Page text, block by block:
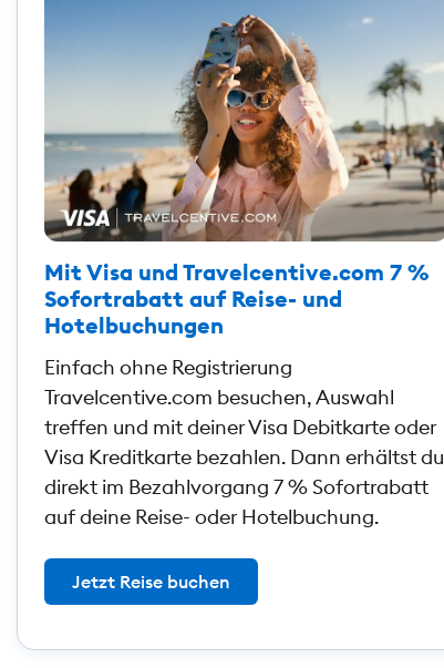
Mit Visa und Travelcentive.com 7 %
Sofortrabatt auf Reise- und
Hotelbuchungen
Einfach ohne Registrierung
Travelcentive.com besuchen, Auswahl
treffen und mit deiner Visa Debitkarte oder
Visa Kreditkarte bezahlen. Dann erhältst du
direkt im Bezahlvorgang 7 % Sofortrabatt
auf deine Reise- oder Hotelbuchung.
Jetzt Reise buchen